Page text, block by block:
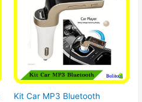
Kit Car MP3 Bluetooth